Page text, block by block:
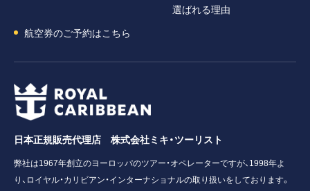
選ばれる理由
航空券のご予約はこちら
日本正規販売代理店 株式会社ミキ・ツーリスト
弊社は1967年創立のヨーロッパのツアー・オペレーターですが、1998年よ
り、ロイヤル・カリビアン・インターナショナルの取り扱いをしております。